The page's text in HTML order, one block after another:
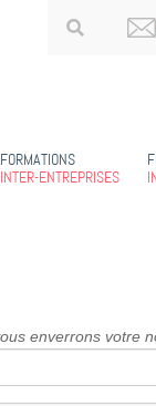
FORMATIONS
INTER-ENTREPRISES
enverrons votre